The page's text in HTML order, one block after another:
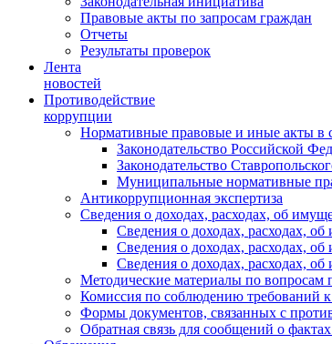
Правовые акты по запросам граждан
Отчеты
Результаты проверок
Лента
новостей
Противодействие
коррупции
Нормативные правовые и иные акты в
Законодательство Российской
Законодательство
Муниципальные нормативные
Антикоррупционная экспертиза
Сведения о доходах, расходах, об
Сведения о доходах, расходах,
Сведения о доходах, расходах,
Сведения о доходах, расходах,
Методические материалы по вопросам
Комиссия по соблюдению требований
Формы документов, связанных с
Обратная связь для сообщений о